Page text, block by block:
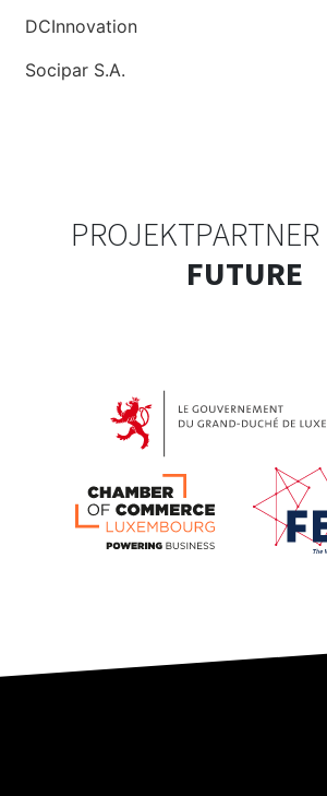
DCInnovation
Socipar S.A.
PROJEKTPARTNER
FUTURE